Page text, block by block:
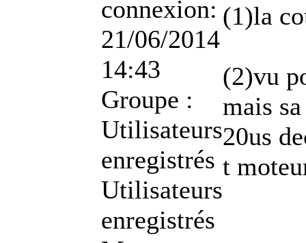
connexion:
21/06/2014
14:43
Groupe :
Utilisateurs
enregistrés
Utilisateurs
enregistrés
(1)la
(2)vu
mais
20us
t